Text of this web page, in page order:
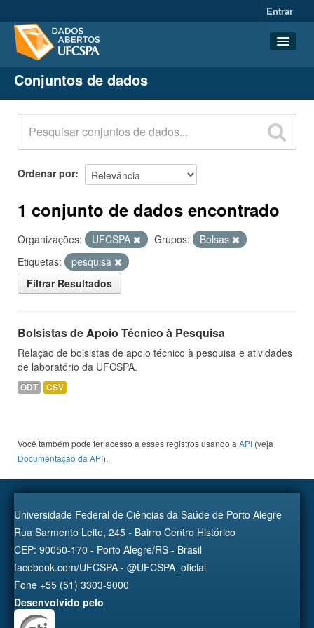
Entrar
Conjuntos de dados
Organizações
Grupos
Sobre
Conjuntos de dados
Ordenar por
1 conjunto de dados encontrado
Organizações: UFCSPA Grupos:
Bolsas
Etiquetas:
pesquisa
Filtrar Resultados
Bolsistas de Apoio Técnico à Pesquisa
Relação de bolsistas de apoio técnico à pesquisa e atividades
de laboratório da UFCSPA.
ODT CSV
Você também pode ter acesso a esses registros usando a API (veja
Documentação da API).
Universidade Federal de Ciências da Saúde de Porto Alegre
Rua Sarmento Leite, 245 - Bairro Centro Histórico
CEP: 90050-170 - Porto Alegre/RS - Brasil
facebook.com/UFCSPA - @UFCSPA_oficial
Fone +55 (51) 3303-9000
Desenvolvido pelo